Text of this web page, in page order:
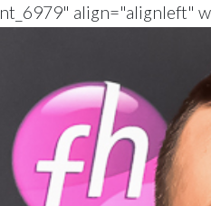
align="alignleft"